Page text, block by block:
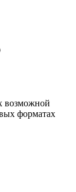
возможной
форматах